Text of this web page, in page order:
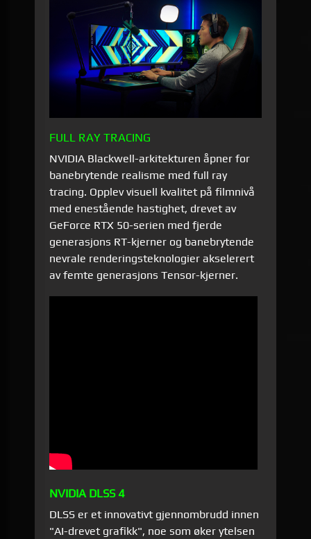
FULL RAY TRACING
NVIDIA Blackwell-arkitekturen åpner for
banebrytende realisme med full ray
tracing. Opplev visuell kvalitet på filmnivå
med enestående hastighet, drevet av
GeForce RTX 50-serien med fjerde
generasjons RT-kjerner og banebrytende
nevrale renderingsteknologier akselerert
av femte generasjons Tensor-kjerner.
NVIDIA DLSS 4
DLSS er et innovativt gjennombrudd innen
"AI-drevet grafikk", noe som øker ytelsen